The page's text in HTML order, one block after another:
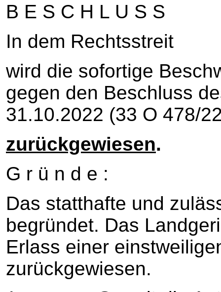
B E S C H L U S S
In dem Rechtsstreit
wird die sofortige
gegen den Beschluss
31.10.2022 (33 O 478/
zurückgewiesen.
G r ü n d e :
Das statthafte und
begründet. Das
Erlass einer
zurückgewiesen.